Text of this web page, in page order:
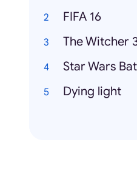
FIFA 16
The Witcher
Star Wars
Dying light